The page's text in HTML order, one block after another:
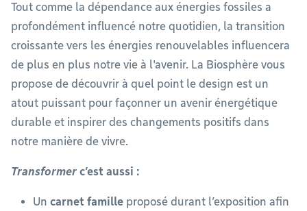
Tout comme la dépendance aux énergies fossiles a
profondément influencé notre quotidien, la transition
croissante vers les énergies renouvelables influencera
de plus en plus notre vie à l'avenir. La Biosphère vous
propose de découvrir à quel point le design est un
atout puissant pour façonner un avenir énergétique
durable et inspirer des changements positifs dans
notre manière de vivre.
Transformer c’est aussi :
Un carnet famille proposé durant l’exposition afin